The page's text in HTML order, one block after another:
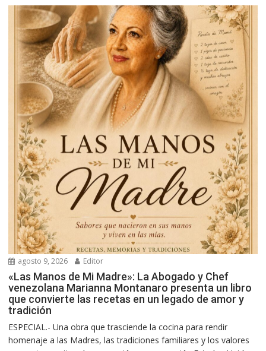
agosto 9, 2026 Editor
«Las Manos de Mi Madre»: La Abogado y Chef
venezolana Marianna Montanaro presenta un libro
que convierte las recetas en un legado de amor y
tradición
ESPECIAL.- Una obra que trasciende la cocina para rendir
homenaje a las Madres, las tradiciones familiares y los valores